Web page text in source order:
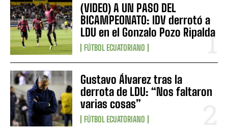
(VIDEO) A UN PASO DEL
BICAMPEONATO: IDV derrotó a
LDU en el Gonzalo Pozo Ripalda
FÚTBOL ECUATORIANO
Gustavo Álvarez tras la
derrota de LDU: “Nos faltaron
varias cosas”
FÚTBOL ECUATORIANO